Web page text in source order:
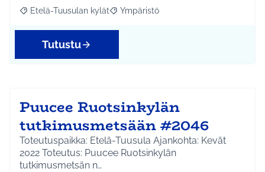
Rajaa tulokset aihepiirin mukaan: Etelä-Tuusulan kylät
Etelä-Tuusulan kylät Rajaa tulokset teeman mukaan:
Ympäristö
Tutustu
Puucee Ruotsinkylän
tutkimusmetsään #2046
Toteutuspaikka: Etelä-Tuusula Ajankohta: Kevät
2022 Toteutus: Puucee Ruotsinkylän
tutkimusmetsän n…